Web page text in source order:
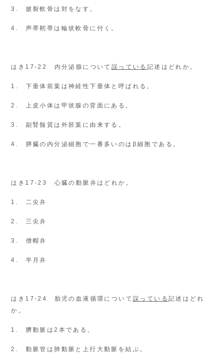
3. 披裂軟骨は対をなす。
4. 声帯靭帯は輪状軟骨に付く。
はき17-22 内分泌腺について 誤っている 記述はどれか。
1. 下垂体前葉は神経性下垂体と呼ばれる。
2. 上皮小体は甲状腺の背面にある。
3. 副腎髄質は外胚葉に由来する。
4. 膵臓の内分泌細胞で一番多いのはβ細胞である。
はき17-23 心臓の動脈弁はどれか。
1. 二尖弁
2. 三尖弁
3. 僧帽弁
4. 半月弁
はき17-24 胎児の血液循環について誤っている記述はどれ
か。
1. 臍動脈は2本である。
2. 動脈管は肺動脈と上行大動脈を結ぶ。